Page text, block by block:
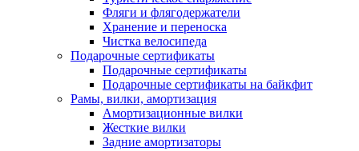
Фляги и флягодержатели
Хранение и переноска
Чистка велосипеда
Подарочные сертификаты
Подарочные сертификаты
Подарочные сертификаты на байкфит
Рамы, вилки, амортизация
Амортизационные вилки
Жесткие вилки
Задние амортизаторы